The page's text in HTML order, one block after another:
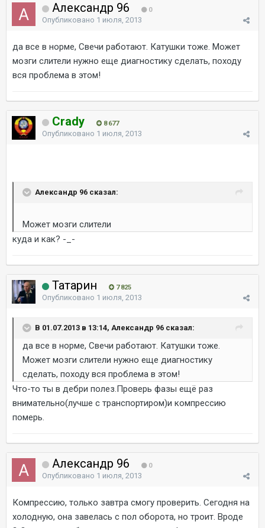
Александр 96 0
Опубликовано 1 июля, 2013
да все в норме, Свечи работают. Катушки тоже. Может
мозги слители нужно еще диагностику сделать, походу
вся проблема в этом!
Crady 8 677
Опубликовано 1 июля, 2013
Александр 96 сказал:
Может мозги слители
куда и как? -_-
Татарин 7 825
Опубликовано 1 июля, 2013
В 01.07.2013 в 13:14, Александр 96 сказал:
да все в норме, Свечи работают. Катушки тоже.
Может мозги слители нужно еще диагностику
сделать, походу вся проблема в этом!
Что-то ты в дебри полез.Проверь фазы ещё раз
внимательно(лучше с транспортиром)и компрессию
померь.
Александр 96 0
Опубликовано 1 июля, 2013
Компрессию, только завтра смогу проверить. Сегодня на
холодную, она завелась с пол оборота, но троит. Вроде